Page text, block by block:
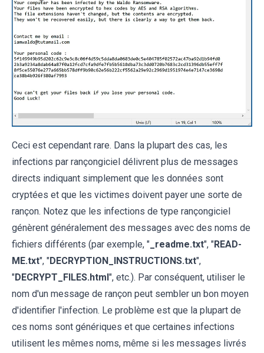
Ceci est cependant rare. Dans la plupart des cas, les
infections par rançongiciel délivrent plus de messages
directs indiquant simplement que les données sont
cryptées et que les victimes doivent payer une sorte de
rançon. Notez que les infections de type rançongiciel
génèrent généralement des messages avec des noms de
fichiers différents (par exemple, " _readme.txt", "READ-
ME.txt", "DECRYPTION_INSTRUCTIONS.txt",
"DECRYPT_FILES.html", etc.). Par conséquent, utiliser le
nom d'un message de rançon peut sembler un bon moyen
d'identifier l'infection. Le problème est que la plupart de
ces noms sont génériques et que certaines infections
utilisent les mêmes noms, même si les messages livrés